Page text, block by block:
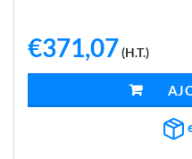
€371,07(H.T.)